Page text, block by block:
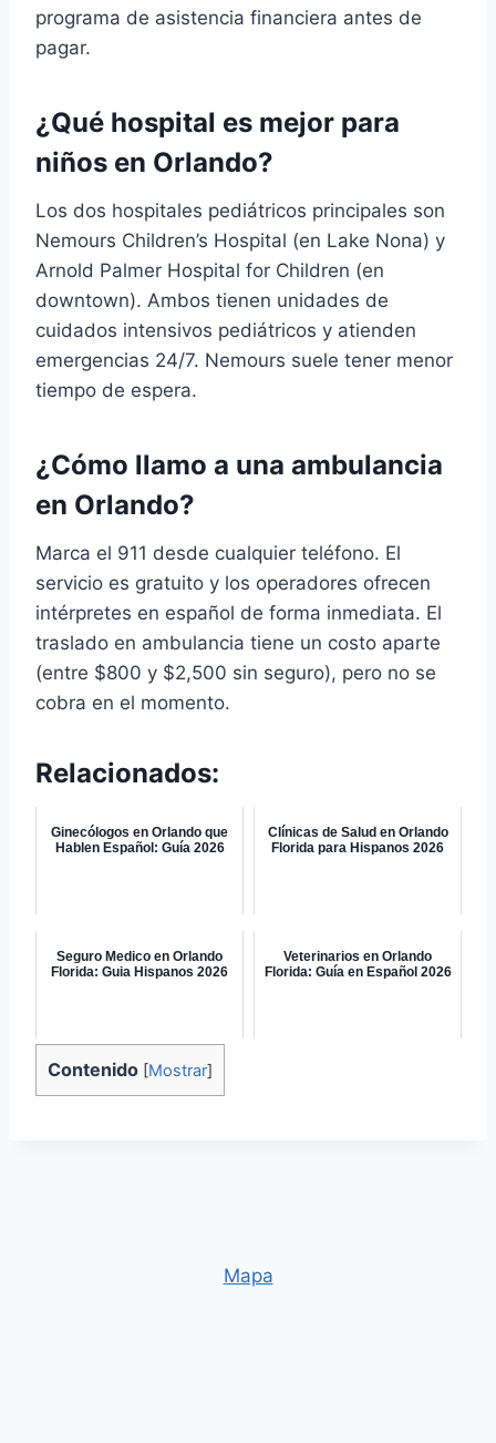
programa de asistencia financiera antes de
pagar.
¿Qué hospital es mejor para
niños en Orlando?
Los dos hospitales pediátricos principales son
Nemours Children’s Hospital (en Lake Nona) y
Arnold Palmer Hospital for Children (en
downtown). Ambos tienen unidades de
cuidados intensivos pediátricos y atienden
emergencias 24/7. Nemours suele tener menor
tiempo de espera.
¿Cómo llamo a una ambulancia
en Orlando?
Marca el 911 desde cualquier teléfono. El
servicio es gratuito y los operadores ofrecen
intérpretes en español de forma inmediata. El
traslado en ambulancia tiene un costo aparte
(entre $800 y $2,500 sin seguro), pero no se
cobra en el momento.
Relacionados:
Ginecólogos en Orlando que
Hablen Español: Guía 2026
Clínicas de Salud en Orlando
Florida para Hispanos 2026
Seguro Medico en Orlando
Florida: Guia Hispanos 2026
Veterinarios en Orlando
Florida: Guía en Español 2026
Contenido [Mostrar]
Mapa